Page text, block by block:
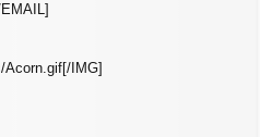
Acorn.gif[/IMG]